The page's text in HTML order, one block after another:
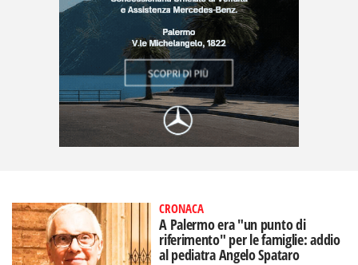
CRONACA
A Palermo era "un punto di
riferimento" per le famiglie: addio
al pediatra Angelo Spataro